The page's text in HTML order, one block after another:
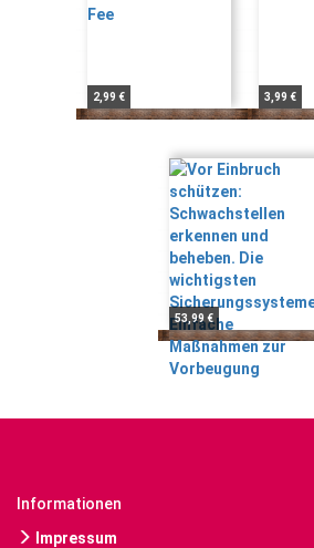
2,99 € 3,99 €
53,99 €
Informationen
Impressum